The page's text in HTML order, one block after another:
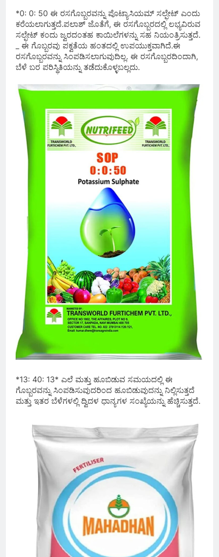
*0: 0: 50 ಈ ರಸಗೊಬ್ಬರವನ್ನು ಪೊಟ್ಯಾಸಿಯಮ್ ಸಲ್ಫೇಟ್ ಎಂದು
ಕರೆಯಲಾಗುತ್ತದೆ.ಪಲಾಶ್ ಜೊತೆಗೆ, ಈ ರಸಗೊಬ್ಬರದಲ್ಲಿ ಲಭ್ಯವಿರುವ
ಸಲ್ಫೇಟ್ ಕಂದು ಜ್ವರದಂತಹ ಕಾಯಿಲೆಗಳನ್ನು ಸಹ ನಿಯಂತ್ರಿಸುತ್ತದೆ.
_ ಈ ಗೊಬ್ಬರವು ಪಕ್ವತೆಯ ಹಂತದಲ್ಲಿ ಉಪಯುಕ್ತವಾಗಿದೆ.ಈ
ರಸಗೊಬ್ಬರವನ್ನು ಸಿಂಪಡಿಸಲಾಗುವುದಿಲ್ಲ. ಈ ರಸಗೊಬ್ಬರದಿಂದಾಗಿ,
ಬೆಳೆ ಬರ ಪರಿಸ್ಥಿತಿಯನ್ನು ತಡೆದುಕೊಳ್ಳಬಲ್ಲದು.
*13: 40: 13* ಎಲೆ ಮತ್ತು ಹೂಬಿಡುವ ಸಮಯದಲ್ಲಿ ಈ
ಗೊಬ್ಬರವನ್ನು ಸಿಂಪಡಿಸುವುದರಿಂದ ಹೂಬಿಡುವುದನ್ನು ನಿಲ್ಲಿಸುತ್ತದೆ
ಮತ್ತು ಇತರ ಬೆಳೆಗಳಲ್ಲಿ ದ್ವಿದಳ ಧಾನ್ಯಗಳ ಸಂಖ್ಯೆಯನ್ನು ಹೆಚ್ಚಿಸುತ್ತದೆ.